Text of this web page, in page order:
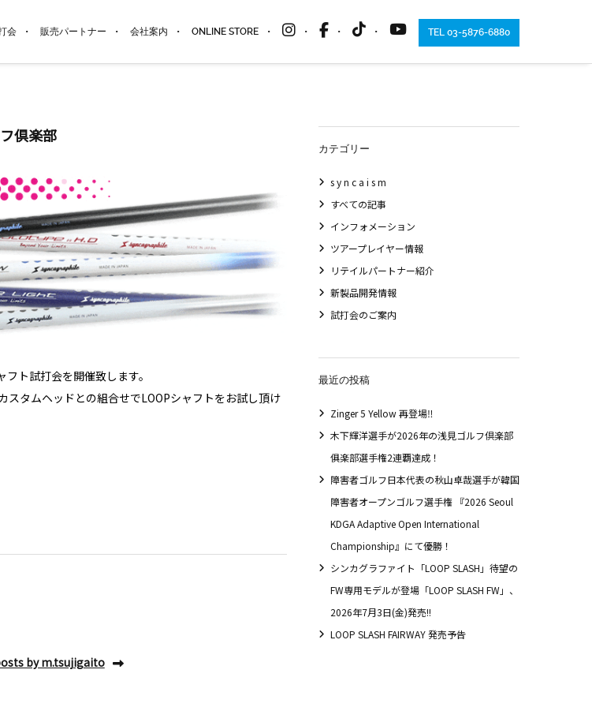
会 販売パートナー 会社案内 ONLINE STORE TEL 03-5876-6880
倶楽部
フト試打会を開催致します。
スタムヘッドとの組合せでLOOPシャフトをお試し頂け
by m.tsujigaito
カテゴリー
s y n c a i s m
すべての記事
インフォメーション
ツアープレイヤー情報
リテイルパートナー紹介
新製品開発情報
試打会のご案内
最近の投稿
Zinger 5 Yellow 再登場‼
木下輝洋選手が2026年の浅見ゴルフ倶楽部
俱楽部選手権2連覇達成！
障害者ゴルフ日本代表の秋山卓哉選手が韓国
障害者オープンゴルフ選手権 『2026 Seoul
KDGA Adaptive Open International
Championship』にて優勝！
シンカグラファイト「LOOP SLASH」待望の
FW専用モデルが登場「LOOP SLASH FW」、
2026年7月3日(金)発売!!
LOOP SLASH FAIRWAY 発売予告